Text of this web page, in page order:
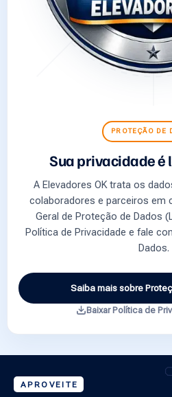
PROTEÇÃO DE
Sua privacidade é
A Elevadores OK trata os
colaboradores e parceiros em
Geral de Proteção de Dados
Política de Privacidade e fale
Dados.
Saiba mais sobre
Baixar Política de
APROVEITE